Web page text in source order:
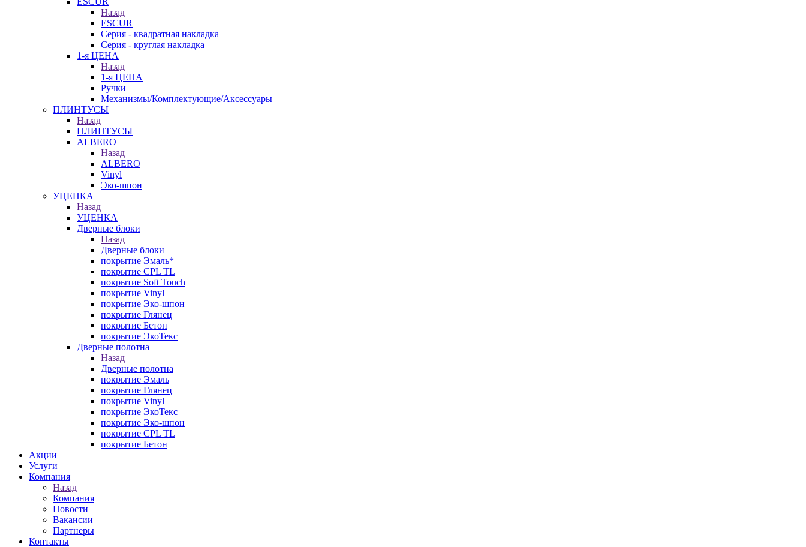
Назад
ESCUR
Серия - квадратная накладка
Серия - круглая накладка
1-я ЦЕНА
Назад
1-я ЦЕНА
Ручки
Механизмы/Комплектующие/Аксессуары
ПЛИНТУСЫ
Назад
ПЛИНТУСЫ
ALBERO
Назад
ALBERO
Vinyl
Эко-шпон
УЦЕНКА
Назад
УЦЕНКА
Дверные блоки
Назад
Дверные блоки
покрытие Эмаль*
покрытие CPL TL
покрытие Soft Touch
покрытие Vinyl
покрытие Эко-шпон
покрытие Глянец
покрытие Бетон
покрытие ЭкоТекс
Дверные полотна
Назад
Дверные полотна
покрытие Эмаль
покрытие Глянец
покрытие Vinyl
покрытие ЭкоТекс
покрытие Эко-шпон
покрытие CPL TL
покрытие Бетон
Акции
Услуги
Компания
Назад
Компания
Новости
Вакансии
Партнеры
Контакты